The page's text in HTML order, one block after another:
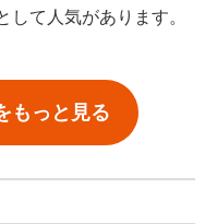
て人気があります。
もっと見る